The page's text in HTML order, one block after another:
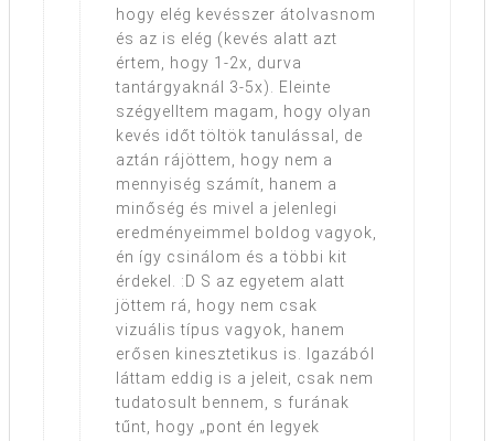
hogy elég kevésszer átolvasnom
és az is elég (kevés alatt azt
értem, hogy 1-2x, durva
tantárgyaknál 3-5x). Eleinte
szégyelltem magam, hogy olyan
kevés időt töltök tanulással, de
aztán rájöttem, hogy nem a
mennyiség számít, hanem a
minőség és mivel a jelenlegi
eredményeimmel boldog vagyok,
én így csinálom és a többi kit
érdekel. :D S az egyetem alatt
jöttem rá, hogy nem csak
vizuális típus vagyok, hanem
erősen kinesztetikus is. Igazából
láttam eddig is a jeleit, csak nem
tudatosult bennem, s furának
tűnt, hogy „pont én legyek